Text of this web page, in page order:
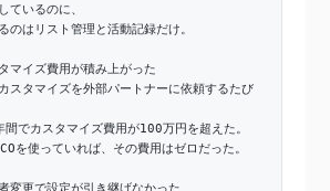
いるのに、
はリスト管理と活動記録だけ。
マイズ費用が積み上がった
スタマイズを外部パートナーに依頼するたび
でカスタマイズ費用が100万円を超えた。
を使っていれば、その費用はゼロだった。
変更で設定が引き継げなかった